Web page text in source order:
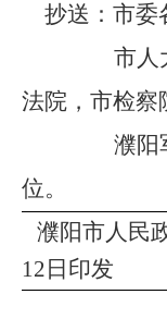
抄送：市委
市人
法院，市检察
濮阳
位。
濮阳市人
12 日印发